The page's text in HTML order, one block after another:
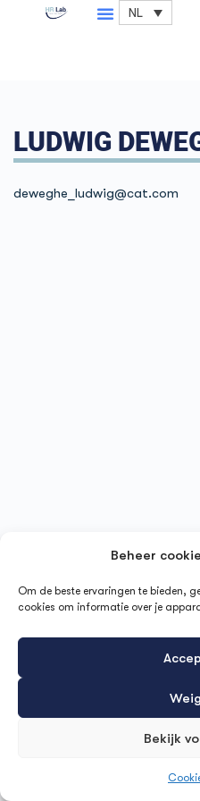
Beheer
Om de beste ervaringen te bieden,
cookies om informatie over je
Bekijk
NL
LUDWIG
deweghe_ludwig@cat.com